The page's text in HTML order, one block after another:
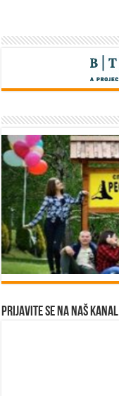
Prijavite se na naš kanal